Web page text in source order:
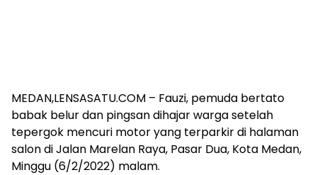
MEDAN,LENSASATU.COM – Fauzi, pemuda bertato
babak belur dan pingsan dihajar warga setelah
tepergok mencuri motor yang terparkir di halaman
salon di Jalan Marelan Raya, Pasar Dua, Kota Medan,
Minggu (6/2/2022) malam.